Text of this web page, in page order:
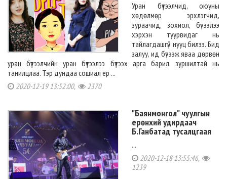
Уран бүтээлчид, оюуны
хөдөлмөр эрхлэгчид,
зураачид, зохиол, бүтээлээ
хэрхэн туурвидаг нь
тайлагдашгүй нууц билээ. Бид
залуу, ид бүтээж яваа дөрвөн
уран бүтээлчийн уран бүтээлээ бүтээх арга барил, зуршилтай нь
танилцлаа. Тэр дундаа сошиал ер ...
2020-12-19 13:52:00, 2370
"Баянмонгол" чуулгын
ерөнхий удирдаач
Б.Ганбатад тусалцгаая
...
2020-12-18 13:55:46,
1239